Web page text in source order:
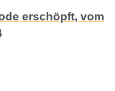
erschöpft, vom